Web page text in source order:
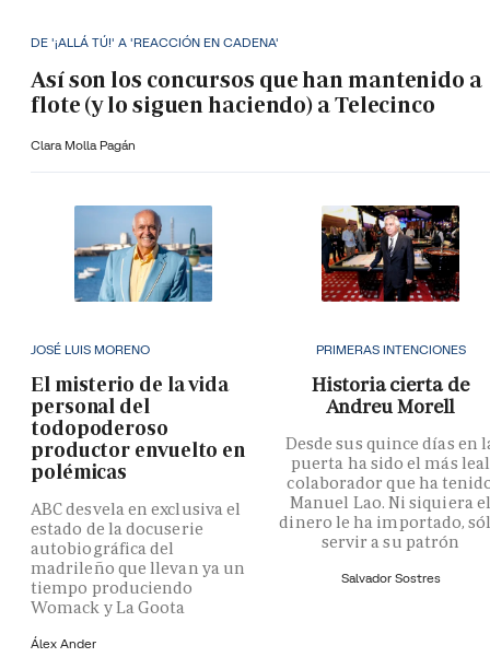
DE '¡ALLÁ TÚ!' A 'REACCIÓN EN CADENA'
Así son los concursos que han mantenido a
flote (y lo siguen haciendo) a Telecinco
Clara Molla Pagán
JOSÉ LUIS MORENO
El misterio de la vida
personal del
todopoderoso
productor envuelto en
polémicas
ABC desvela en exclusiva el
estado de la docuserie
autobiográfica del
madrileño que llevan ya un
tiempo produciendo
Womack y La Goota
Álex Ander
PRIMERAS INTENCIONES
Historia cierta de
Andreu Morell
Desde sus quince días en
puerta ha sido el más leal
colaborador que ha
Manuel Lao. Ni siquiera
dinero le ha importado,
servir a su patrón
Salvador Sostres